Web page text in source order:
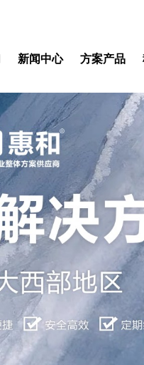
新闻中心 方案产品